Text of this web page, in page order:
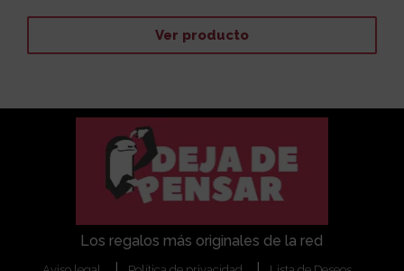
Ver producto
Los regalos más originales de la red